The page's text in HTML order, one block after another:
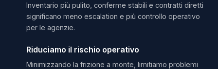
Inventario più pulito, conferme stabili e contratti diretti
significano meno escalation e più controllo operativo
per le agenzie.
Riduciamo il rischio operativo
Minimizzando la frizione a monte, limitiamo problemi